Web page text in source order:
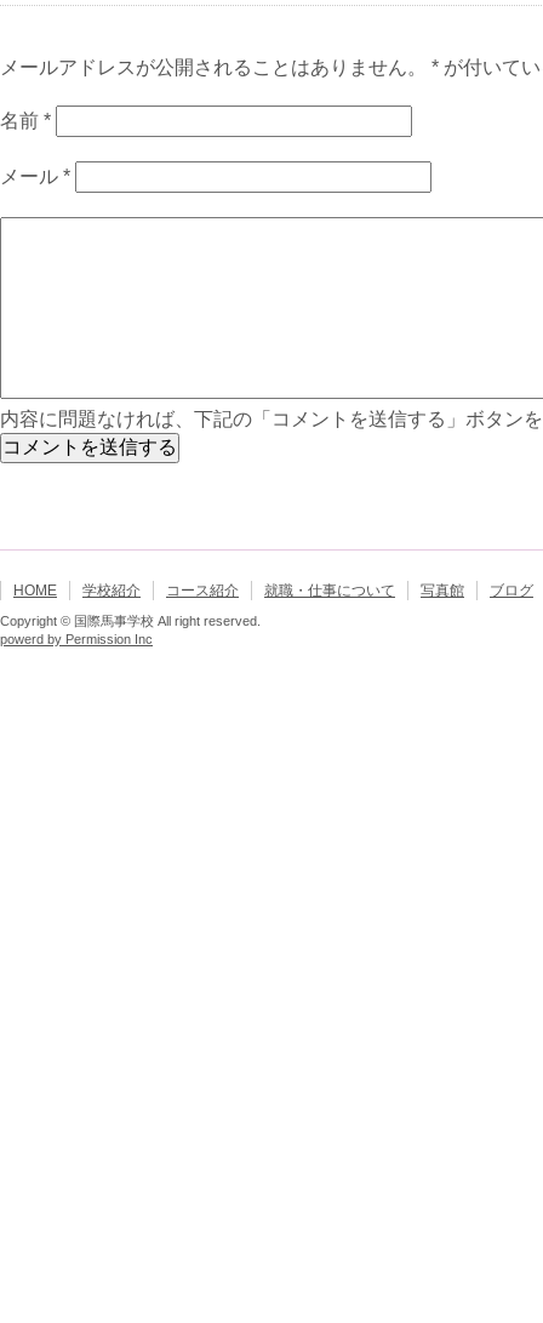
メールアドレスが公開されることはありません。 * が付いて
名前 *
メール *
内容に問題なければ、下記の「コメントを送信する」ボタン
HOME 学校紹介 コース紹介 就職・仕事について 写真館 ブログ
Copyright © 国際馬事学校 All right reserved.
powerd by Permission Inc